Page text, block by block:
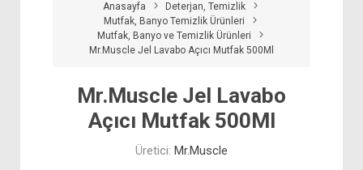
Anasayfa
Deterjan, Temizlik
Mutfak, Banyo Temizlik Ürünleri
Mutfak, Banyo ve Temizlik Ürünleri
Mr.Muscle Jel Lavabo Açıcı Mutfak 500Ml
Mr.Muscle Jel Lavabo
Açıcı Mutfak 500Ml
Üretici: Mr.Muscle